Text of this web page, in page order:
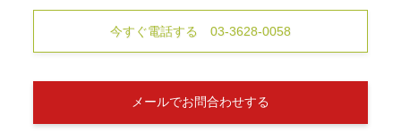
今すぐ電話する 03-3628-0058
メールでお問合わせする